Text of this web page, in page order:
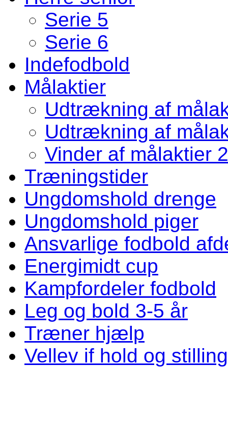
Serie 5
Serie 6
Indefodbold
Målaktier
Udtrækning af
Udtrækning af
Vinder af målaktier
Træningstider
Ungdomshold drenge
Ungdomshold piger
Ansvarlige fodbold
Energimidt cup
Kampfordeler fodbold
Leg og bold 3-5 år
Træner hjælp
Vellev if hold og